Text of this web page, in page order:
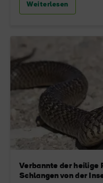
Weiterlesen
Verbannte der heilige
Schlangen von der